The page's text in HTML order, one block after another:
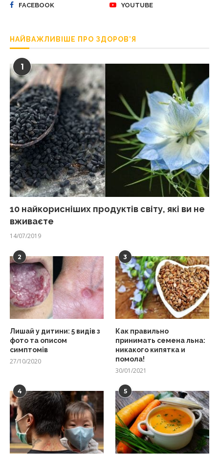
FACEBOOK YOUTUBE
НАЙВАЖЛИВІШЕ ПРО ЗДОРОВ’Я
1
10 найкорисніших продуктів світу, які ви не
вживаєте
14/07/2019
2
Лишай у дитини: 5 видів з
фото та описом
симптомів
27/10/2020
3
Как правильно
принимать семена льна:
никакого кипятка и
помола!
30/01/2021
4 5